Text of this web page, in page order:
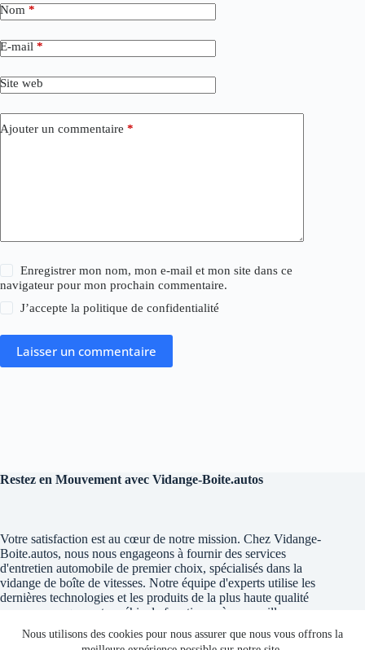
Nous utilisons des cookies pour nous assurer que nous vous offrons la
Nom *
E-mail *
Site web
Ajouter un commentaire *
Enregistrer mon nom, mon e-mail et mon site dans ce
navigateur pour mon prochain commentaire.
J’accepte lapolitique de confidentialité
Laisser un commentaire
Restez en Mouvement avec Vidange-Boite.autos
Votre satisfaction est au cœur de notre mission. Chez Vidange-
Boite.autos, nous nous engageons à fournir des services
d'entretien automobile de premier choix, spécialisés dans la
vidange de boîte de vitesses. Notre équipe d'experts utilise les
dernières technologies et les produits de la plus haute qualité
pour assurer que votre véhicule fonctionne à son meilleur.